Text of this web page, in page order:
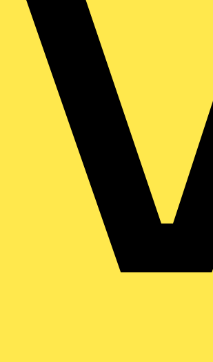
für die Aufnahme elektrischer
wird in ein Gehäuse, einen
Schaltschrank oder eine ähnliche
KEBI 50 VER
- bitte in den Warenkorb legen, um